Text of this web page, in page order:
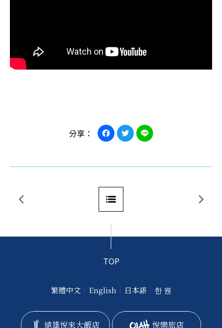
分享： Facebook
Twitter
TOP
繁體中文 English 日本語 한 웬
遠雄悅來大飯店 悅樂旅店